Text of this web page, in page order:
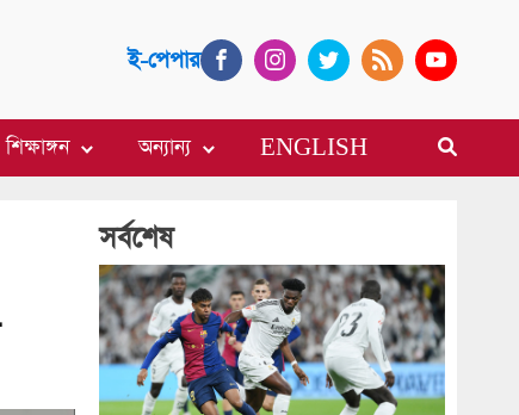
ই-পেপার
শিক্ষাঙ্গন অন্যান্য ENGLISH
সর্বশেষ